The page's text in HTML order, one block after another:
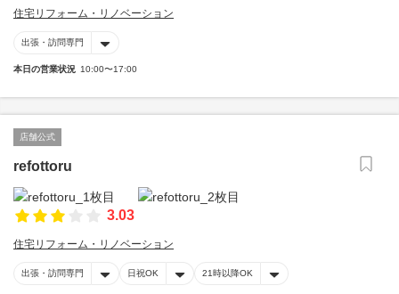
住宅リフォーム・リノベーション
出張・訪問専門
本日の営業状況 10:00〜17:00
店舗公式
refottoru
3.03
住宅リフォーム・リノベーション
出張・訪問専門 日祝OK 21時以降OK